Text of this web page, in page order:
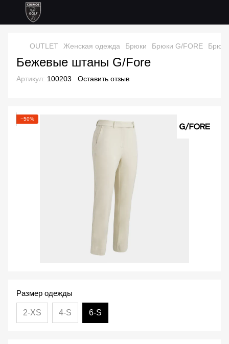
OUTLET Женская одежда Брюки Брюки G/FORE
Бежевые штаны G/Fore
Артикул: 100203 Оставить отзыв
−50%
Размер одежды
2-XS 4-S 6-S